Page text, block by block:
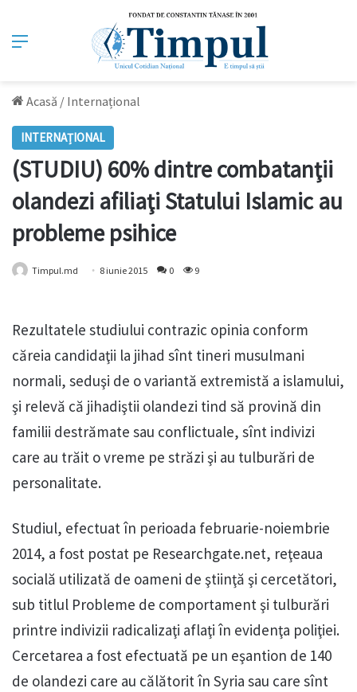
Meniu
Acasă / Internațional
INTERNAȚIONAL
(STUDIU) 60% dintre combatanţii
olandezi afiliaţi Statului Islamic au
probleme psihice
Timpul.md 8 iunie 2015 0 9
Rezultatele studiului contrazic opinia conform
căreia candidaţii la jihad sînt tineri musulmani
normali, seduşi de o variantă extremistă a islamului,
şi relevă că jihadiştii olandezi tind să provină din
familii destrămate sau conflictuale, sînt indivizi
care au trăit o vreme pe străzi şi au tulburări de
personalitate.
Studiul, efectuat în perioada februarie-noiembrie
2014, a fost postat pe Researchgate.net, reţeaua
socială utilizată de oameni de ştiinţă şi cercetători,
sub titlul Probleme de comportament şi tulburări
printre indivizii radicalizaţi aflaţi în evidenţa poliţiei.
Cercetarea a fost efectuată pe un eşantion de 140
de olandezi care au călătorit în Syria sau care sînt